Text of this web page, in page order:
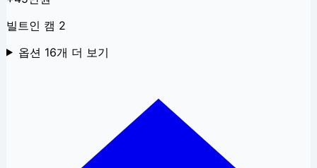
빌트인 캠 2
옵션 16개 더 보기